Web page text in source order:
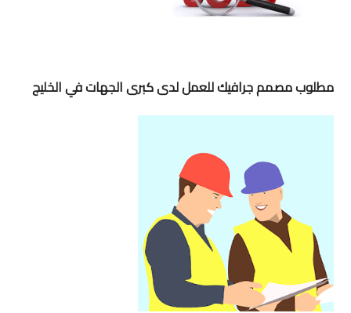
مطلوب مصمم جرافيك للعمل لدى كبرى الجهات في الخليج